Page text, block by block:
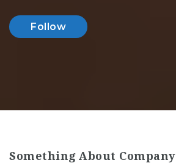
Follow
Something About Company